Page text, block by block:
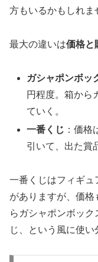
方もいるかもしれま
最大の違いは価格と
ガシャポンボッ
円程度。箱から
ていく。
一番くじ ：価
引いて、出た賞
一番くじはフィギュ
がありますが、価格
らガシャポンボック
じ
、という風に使